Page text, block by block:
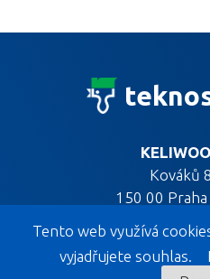
Kováků
150 00
Tento web využívá
vyjadřujete souhlas.